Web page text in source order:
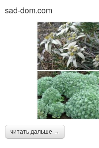
sad-dom.com
читать дальше →